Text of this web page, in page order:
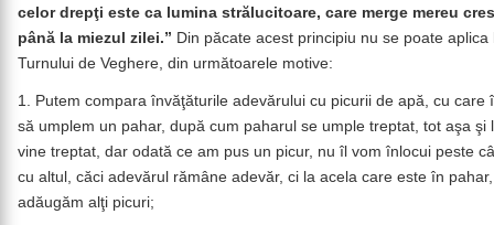
celor drepţi este ca lumina strălucitoare, care merge mereu
până la miezul zilei.” Din păcate acest principiu nu se poate aplica
Turnului de Veghere, din următoarele motive:
1. Putem compara învăţăturile adevărului cu picurii de apă, cu care
să umplem un pahar, după cum paharul se umple treptat, tot aşa şi
vine treptat, dar odată ce am pus un picur, nu îl vom înlocui peste
cu altul, căci adevărul rămâne adevăr, ci la acela care este în
adăugăm alţi picuri;